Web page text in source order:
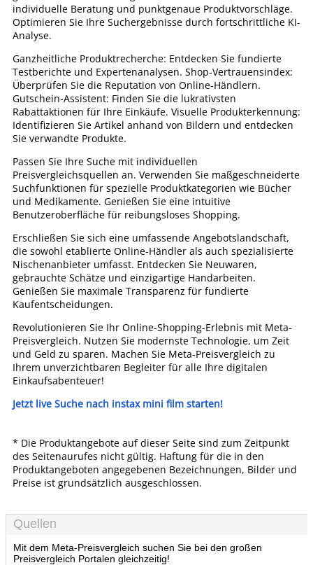
individuelle Beratung und punktgenaue Produktvorschläge.
Optimieren Sie Ihre Suchergebnisse durch fortschrittliche KI-
Analyse.
Ganzheitliche Produktrecherche: Entdecken Sie fundierte
Testberichte und Expertenanalysen. Shop-Vertrauensindex:
Überprüfen Sie die Reputation von Online-Händlern.
Gutschein-Assistent: Finden Sie die lukrativsten
Rabattaktionen für Ihre Einkäufe. Visuelle Produkterkennung:
Identifizieren Sie Artikel anhand von Bildern und entdecken
Sie verwandte Produkte.
Passen Sie Ihre Suche mit individuellen
Preisvergleichsquellen an. Verwenden Sie maßgeschneiderte
Suchfunktionen für spezielle Produktkategorien wie Bücher
und Medikamente. Genießen Sie eine intuitive
Benutzeroberfläche für reibungsloses Shopping.
Erschließen Sie sich eine umfassende Angebotslandschaft,
die sowohl etablierte Online-Händler als auch spezialisierte
Nischenanbieter umfasst. Entdecken Sie Neuwaren,
gebrauchte Schätze und einzigartige Handarbeiten.
Genießen Sie maximale Transparenz für fundierte
Kaufentscheidungen.
Revolutionieren Sie Ihr Online-Shopping-Erlebnis mit Meta-
Preisvergleich. Nutzen Sie modernste Technologie, um Zeit
und Geld zu sparen. Machen Sie Meta-Preisvergleich zu
Ihrem unverzichtbaren Begleiter für alle Ihre digitalen
Einkaufsabenteuer!
Jetzt live Suche nach instax mini film starten!
* Die Produktangebote auf dieser Seite sind zum Zeitpunkt
des Seitenaurufes nicht gültig. Haftung für die in den
Produktangeboten angegebenen Bezeichnungen, Bilder und
Preise ist grundsätzlich ausgeschlossen.
Quellen
Mit dem Meta-Preisvergleich suchen Sie bei den großen
Preisvergleich Portalen gleichzeitig!